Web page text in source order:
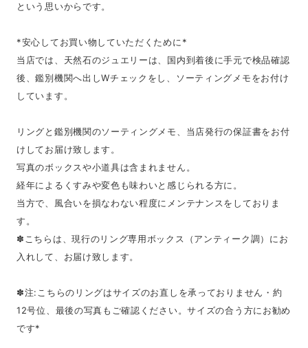
という思いからです。
*安心してお買い物していただくために*
当店では、天然石のジュエリーは、国内到着後に手元で検品確認
後、鑑別機関へ出しWチェックをし、ソーティングメモをお付け
しています。
リングと鑑別機関のソーティングメモ、当店発行の保証書をお付
けしてお届け致します。
写真のボックスや小道具は含まれません。
経年によるくすみや変色も味わいと感じられる方に。
当方で、風合いを損なわない程度にメンテナンスをしておりま
す。
✽こちらは、現行のリング専用ボックス（アンティーク調）にお
入れして、お届け致します。
✽注:こちらのリングはサイズのお直しを承っておりません・約
12号位、最後の写真もご確認ください。サイズの合う方にお勧め
です*